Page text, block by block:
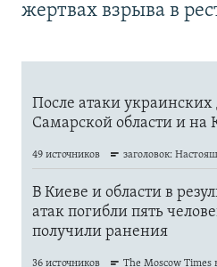
жертвах взрыва в